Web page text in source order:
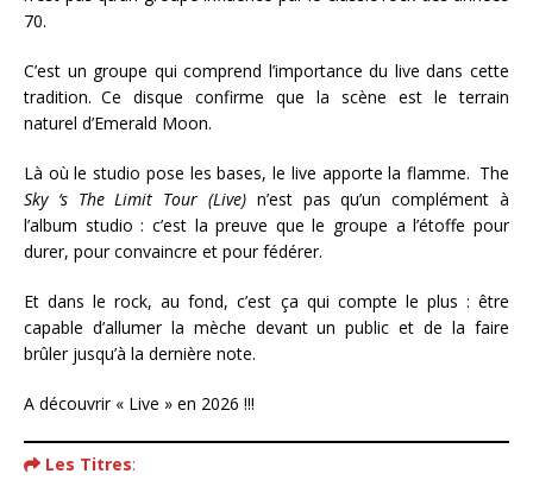
70.
C’est un groupe qui comprend l’importance du live dans cette
tradition. Ce disque confirme que la scène est le terrain
naturel d’Emerald Moon.
Là où le studio pose les bases, le live apporte la flamme. The
Sky ‘s The Limit Tour (Live) n’est pas qu’un complément à
l’album studio : c’est la preuve que le groupe a l’étoffe pour
durer, pour convaincre et pour fédérer.
Et dans le rock, au fond, c’est ça qui compte le plus : être
capable d’allumer la mèche devant un public et de la faire
brûler jusqu’à la dernière note.
A découvrir « Live » en 2026 !!!
Les Titres: